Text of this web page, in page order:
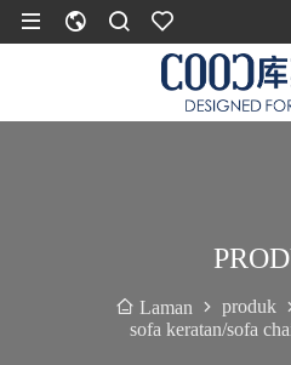
Laman produk
sofa keratan/sofa